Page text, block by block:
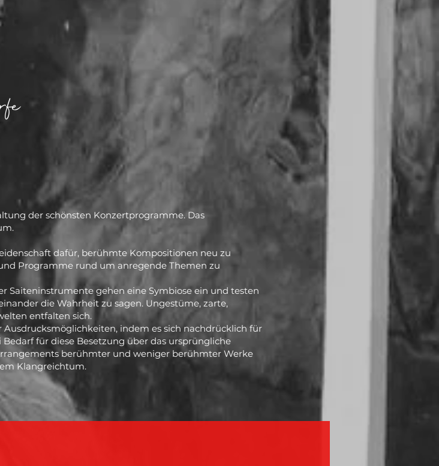
der schönsten Konzertprogramme. Das
dafür, berühmte Kompositionen neu zu
Programme rund um anregende Themen zu
Saiteninstrumente gehen eine Symbiose ein und testen
die Wahrheit zu sagen. Ungestüme, zarte,
entfalten sich.
indem es sich nachdrücklich für
für diese Besetzung über das ursprüngliche
berühmter und weniger berühmter Werke
Klangreichtum.